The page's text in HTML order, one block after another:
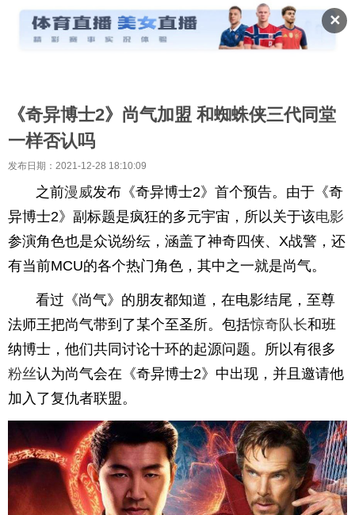
✕
《奇异博士2》尚气加盟 和蜘蛛侠三代同堂
一样否认吗
发布日期：2021-12-28 18:10:09
之前漫威发布《奇异博士2》首个预告。由于《奇
异博士2》副标题是疯狂的多元宇宙，所以关于该电影
参演角色也是众说纷纭，涵盖了神奇四侠、X战警，还
有当前MCU的各个热门角色，其中之一就是尚气。
看过《尚气》的朋友都知道，在电影结尾，至尊
法师王把尚气带到了某个至圣所。包括惊奇队长和班
纳博士，他们共同讨论十环的起源问题。所以有很多
粉丝认为尚气会在《奇异博士2》中出现，并且邀请他
加入了复仇者联盟。